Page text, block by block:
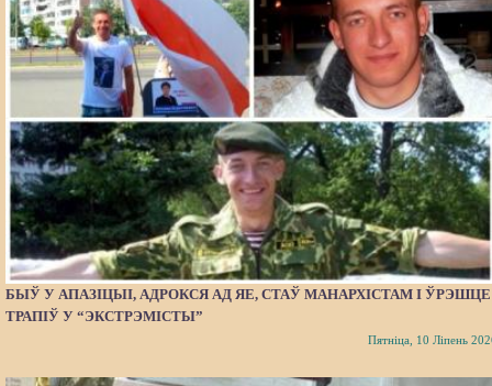
БЫЎ У АПАЗІЦЫІ, АДРОКСЯ АД ЯЕ, СТАЎ МАНАРХІСТАМ І ЎРЭШЦЕ
ТРАПІЎ У “ЭКСТРЭМІСТЫ”
Пятніца, 10 Ліпень